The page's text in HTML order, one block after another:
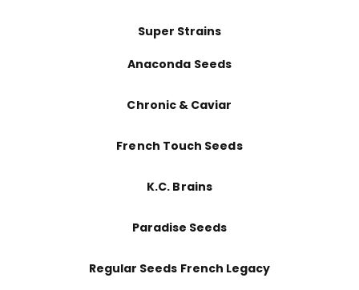
Super Strains
Anaconda Seeds
Chronic & Caviar
French Touch Seeds
K.C. Brains
Paradise Seeds
Regular Seeds French Legacy